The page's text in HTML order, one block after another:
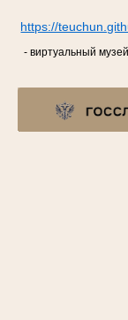
https://
- виртуальный